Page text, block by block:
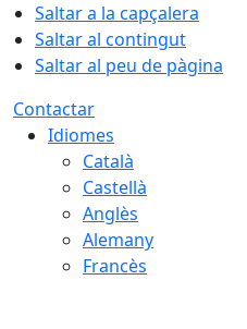
Saltar a la capçalera
Saltar al contingut
Saltar al peu de pàgina
Contactar
Idiomes
Català
Castellà
Anglès
Alemany
Francès